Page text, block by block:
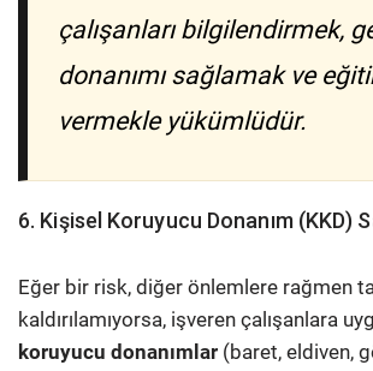
çalışanları bilgilendirmek,
donanımı sağlamak ve
vermekle yükümlüdür.
6. Kişisel Koruyucu Donanım (KKD)
Eğer bir risk, diğer önlemlere rağmen
kaldırılamıyorsa, işveren çalışanlara
koruyucu donanımlar (baret, eldiven,